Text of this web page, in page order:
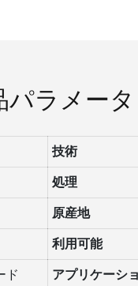
パラメータ
技術
処理
原産地
利用可能
ド アプリケーシ